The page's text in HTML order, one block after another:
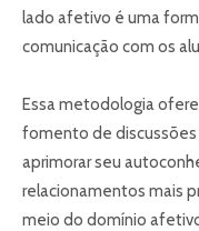
lado afetivo é uma
comunicação com os
Essa metodologia
fomento de discussões
aprimorar seu
relacionamentos mais
meio do domínio